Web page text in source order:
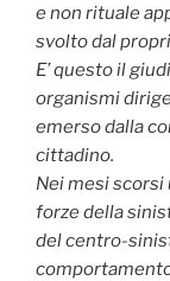
e non rituale
svolto dal
E’ questo il
organismi
emerso dalla
cittadino.
Nei mesi
forze della
del centro-